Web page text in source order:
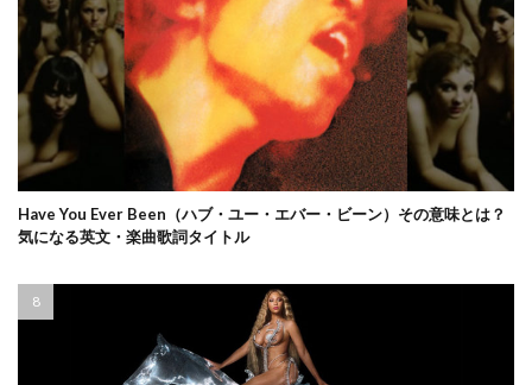
Have You Ever Been（ハブ・ユー・エバー・ビーン）その意味とは？
気になる英文・楽曲歌詞タイトル